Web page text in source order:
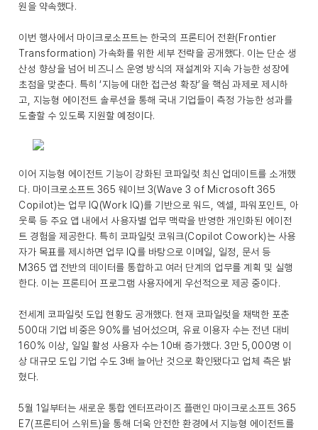
원을 약속했다.
이번 행사에서 마이크로소프트는 한국의 프론티어 전환(Frontier
Transformation) 가속화를 위한 세부 전략을 공개했다. 이는 단순 생
산성 향상을 넘어 비즈니스 운영 방식의 재설계와 지속 가능한 성장에
초점을 맞춘다. 특히 ‘지능에 대한 접근성 확장’을 핵심 과제로 제시하
고, 지능형 에이전트 솔루션을 통해 국내 기업들이 측정 가능한 성과를
도출할 수 있도록 지원할 예정이다.
이어 지능형 에이전트 기능이 강화된 코파일럿 최신 업데이트를 소개했
다. 마이크로소프트 365 웨이브 3(Wave 3 of Microsoft 365
Copilot)는 업무 IQ(Work IQ)를 기반으로 워드, 엑셀, 파워포인트, 아
웃룩 등 주요 앱 내에서 사용자별 업무 맥락을 반영한 개인화된 에이전
트 경험을 제공한다. 특히 코파일럿 코워크(Copilot Cowork)는 사용
자가 목표를 제시하면 업무 IQ를 바탕으로 이메일, 일정, 문서 등
M365 앱 전반의 데이터를 통합하고 여러 단계의 업무를 계획 및 실행
한다. 이는 프론티어 프로그램 사용자에게 우선적으로 제공 중이다.
전세계 코파일럿 도입 현황도 공개했다. 현재 코파일럿을 채택한 포춘
500대 기업 비중은 90%를 넘어섰으며, 유료 이용자 수는 전년 대비
160% 이상, 일일 활성 사용자 수는 10배 증가했다. 3만 5,000명 이
상 대규모 도입 기업 수도 3배 늘어난 것으로 확인됐다고 업체 측은 밝
혔다.
5월 1일부터는 새로운 통합 엔터프라이즈 플랜인 마이크로소프트 365
E7(프론티어 스위트)을 통해 더욱 안전한 환경에서 지능형 에이전트를